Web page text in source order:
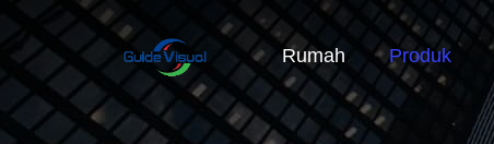
Rumah Produk